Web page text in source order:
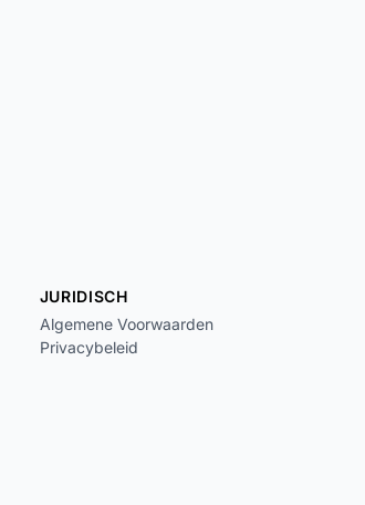
JURIDISCH
Algemene Voorwaarden
Privacybeleid